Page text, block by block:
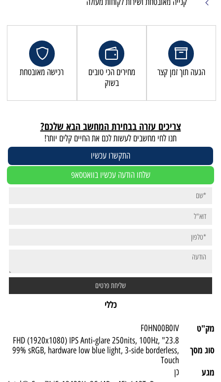
הגעה תוך זמן קצר
מחירים הכי טובים
בשוק
רכישה מאובטחת
צריכים עזרה בבחירת המחשב הבא שלכם?
תנו לחי מחשבים לעשות לכם את החיים קלים יותר!
התקשרו עכשיו
שלחו הודעה עכשיו בוואטסאפ
כללי
מק"ט
F0HN00B0IV
סוג מסך
23.8" FHD (1920x1080) IPS Anti-glare 250nits, 100Hz,
99% sRGB, hardware low blue light, 3-side borderless,
Touch
מגע כן